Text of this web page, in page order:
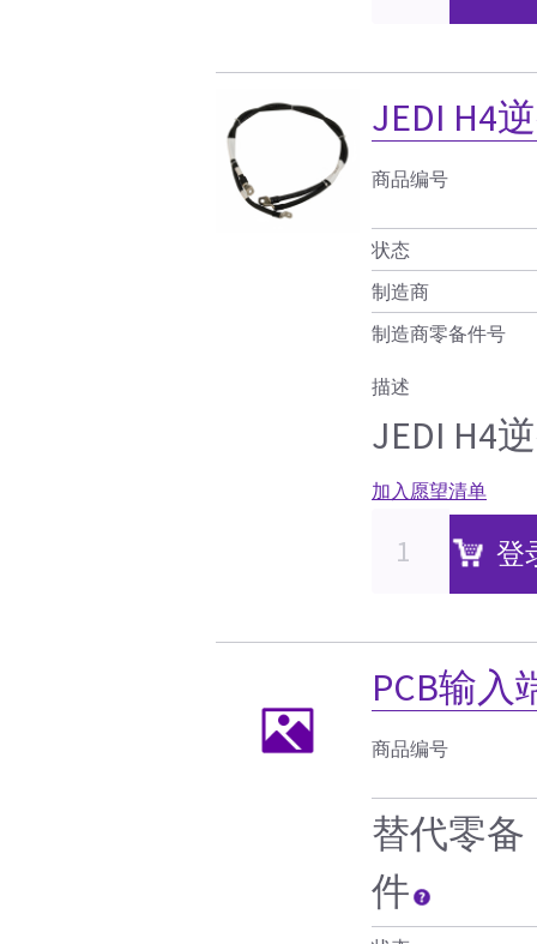
JEDI H4
商品编号
状态
制造商
制造商零备件号
描述
JEDI H4
加入愿望清单
登
PCB输入
商品编号
替代零备
件